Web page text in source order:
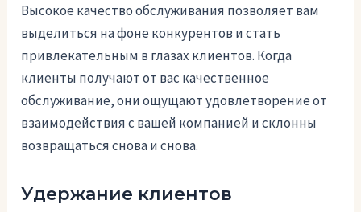
Высокое качество обслуживания позволяет вам
выделиться на фоне конкурентов и стать
привлекательным в глазах клиентов. Когда
клиенты получают от вас качественное
обслуживание, они ощущают удовлетворение от
взаимодействия с вашей компанией и склонны
возвращаться снова и снова.
Удержание клиентов